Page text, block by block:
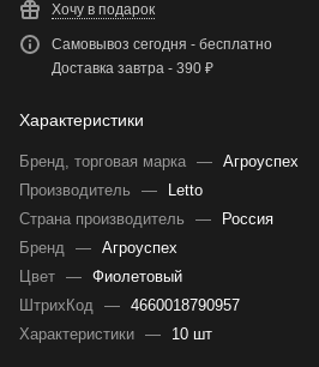
Хочу в подарок
Самовывоз сегодня - бесплатно
Доставка завтра - 390 ₽
Характеристики
Бренд, торговая марка — Агроуспех
Производитель
—
Letto
Страна производитель
—
Россия
Бренд — Агроуспех
Цвет — Фиолетовый
ШтрихКод — 4660018790957
Характеристики — 10 шт